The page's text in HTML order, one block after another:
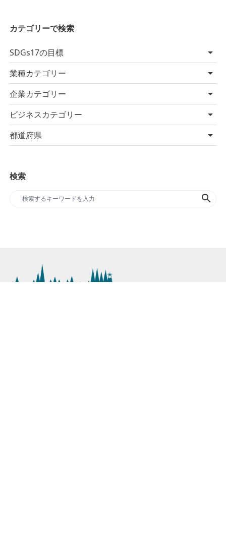
カテゴリーで検索
SDGs17の目標
業種カテゴリー
企業カテゴリー
ビジネスカテゴリー
都道府県
検索
search